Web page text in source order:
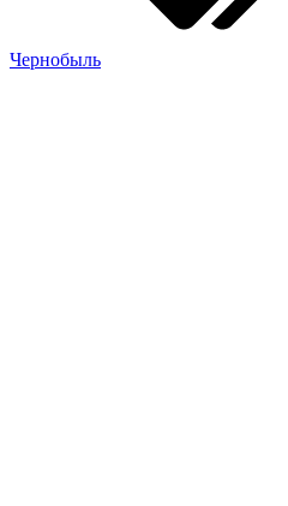
Чернобыль